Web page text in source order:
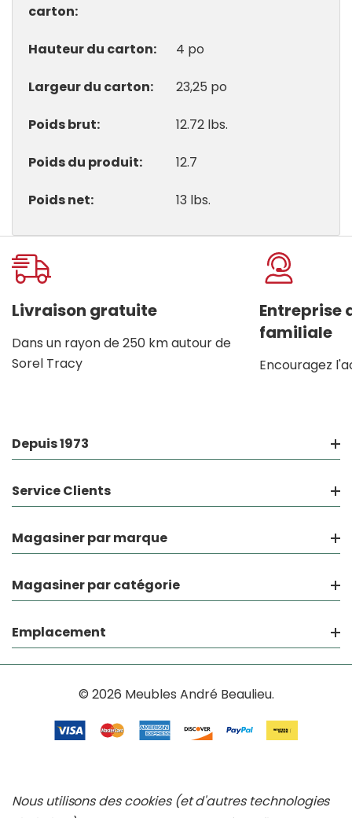
carton
Hauteur du carton 4 po
Largeur du carton 23,25 po
Poids brut 12.72 lbs.
Poids du produit 12.7
Poids net 13 lbs.
Onglet
personnalisé
Livraison gratuite
Dans un rayon de 250 km autour de
Sorel Tracy
Entreprise
familiale
Encouragez
Depuis 1973
Service Clients
Magasiner par marque
Magasiner par catégorie
Emplacement
© 2026 Meubles André Beaulieu.
Nous utilisons des cookies (et d'autres technologies